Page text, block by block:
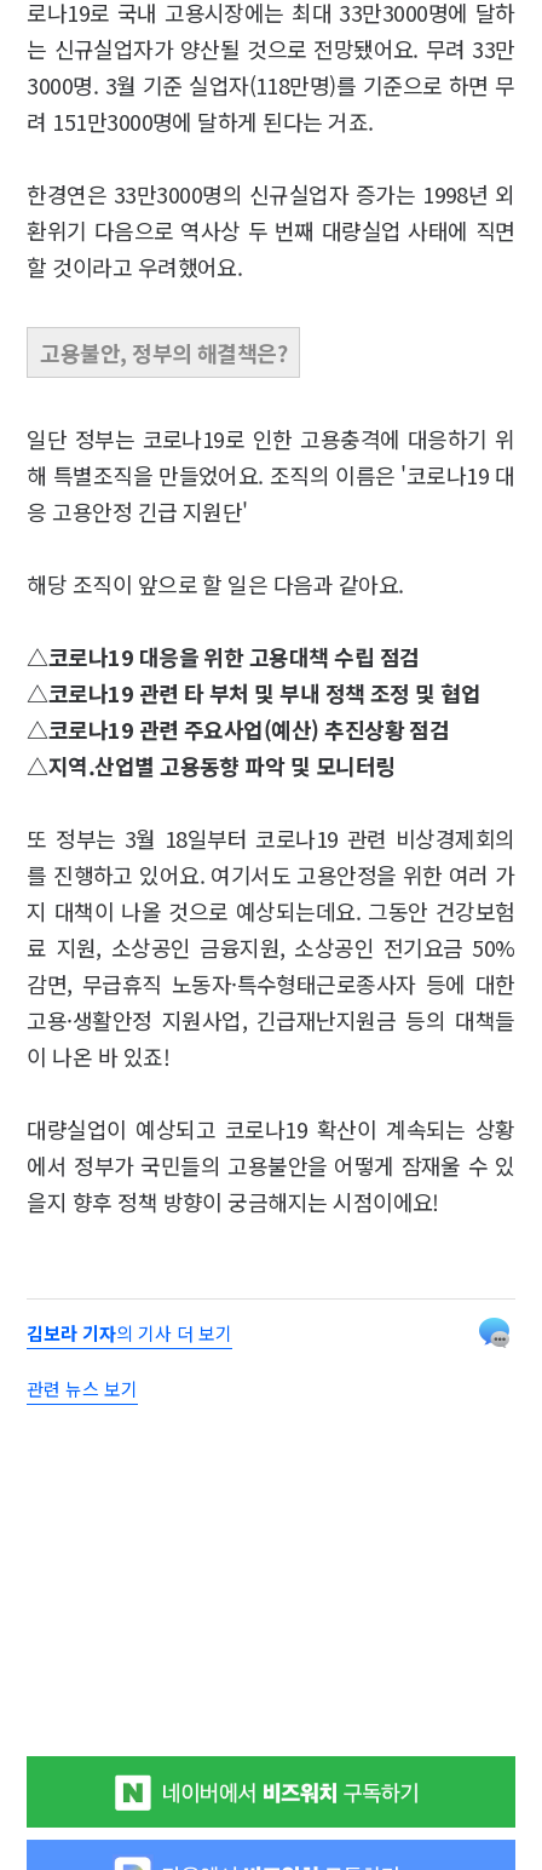
로나19로 국내 고용시장에는 최대 33만3000명에 달하
는 신규실업자가 양산될 것으로 전망됐어요. 무려 33만
3000명. 3월 기준 실업자(118만명)를 기준으로 하면 무
려 151만3000명에 달하게 된다는 거죠.
한경연은 33만3000명의 신규실업자 증가는 1998년 외
환위기 다음으로 역사상 두 번째 대량실업 사태에 직면
할 것이라고 우려했어요.
고용불안, 정부의 해결책은?
일단 정부는 코로나19로 인한 고용충격에 대응하기 위
해 특별조직을 만들었어요. 조직의 이름은 '코로나19 대
응 고용안정 긴급 지원단'
해당 조직이 앞으로 할 일은 다음과 같아요.
△코로나19 대응을 위한 고용대책 수립 점검
△코로나19 관련 타 부처 및 부내 정책 조정 및 협업
△코로나19 관련 주요사업(예산) 추진상황 점검
△지역.산업별 고용동향 파악 및 모니터링
또 정부는 3월 18일부터 코로나19 관련 비상경제회의
를 진행하고 있어요. 여기서도 고용안정을 위한 여러 가
지 대책이 나올 것으로 예상되는데요. 그동안 건강보험
료 지원, 소상공인 금융지원, 소상공인 전기요금 50%
감면, 무급휴직 노동자·특수형태근로종사자 등에 대한
고용·생활안정 지원사업, 긴급재난지원금 등의 대책들
이 나온 바 있죠!
대량실업이 예상되고 코로나19 확산이 계속되는 상황
에서 정부가 국민들의 고용불안을 어떻게 잠재울 수 있
을지 향후 정책 방향이 궁금해지는 시점이에요!
김보라 기자의 기사 더 보기
관련 뉴스 보기